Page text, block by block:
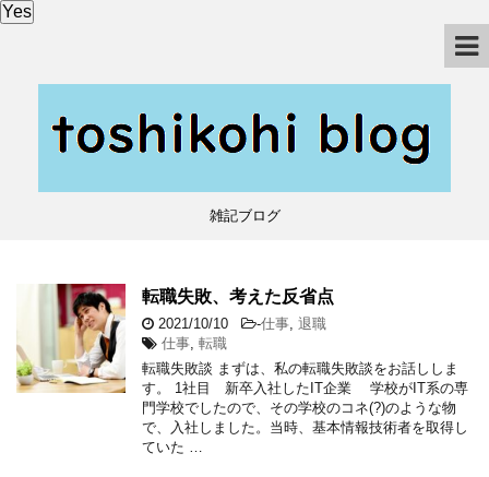
Yes
雑記ブログ
転職失敗、考えた反省点
2021/10/10 -仕事, 退職
仕事, 転職
転職失敗談 まずは、私の転職失敗談をお話ししま
す。 1社目 新卒入社したIT企業 学校がIT系の専
門学校でしたので、その学校のコネ(?)のような物
で、入社しました。当時、基本情報技術者を取得し
ていた …